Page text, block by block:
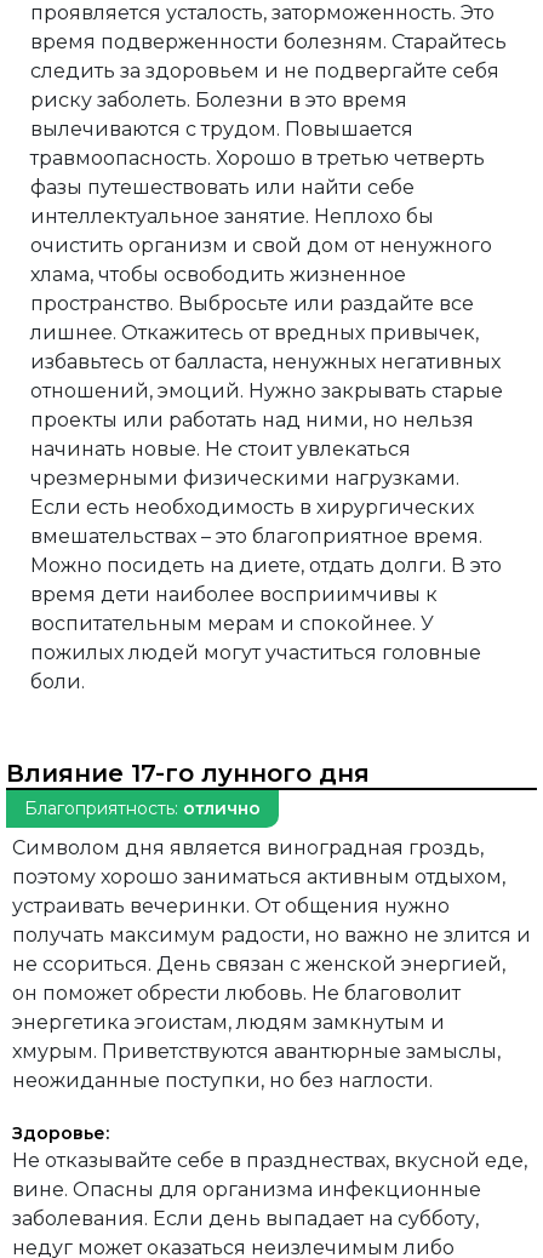
проявляется усталость, заторможенность. Это
время подверженности болезням. Старайтесь
следить за здоровьем и не подвергайте себя
риску заболеть. Болезни в это время
вылечиваются с трудом. Повышается
травмоопасность. Хорошо в третью четверть
фазы путешествовать или найти себе
интеллектуальное занятие. Неплохо бы
очистить организм и свой дом от ненужного
хлама, чтобы освободить жизненное
пространство. Выбросьте или раздайте все
лишнее. Откажитесь от вредных привычек,
избавьтесь от балласта, ненужных негативных
отношений, эмоций. Нужно закрывать старые
проекты или работать над ними, но нельзя
начинать новые. Не стоит увлекаться
чрезмерными физическими нагрузками.
Если есть необходимость в хирургических
вмешательствах – это благоприятное время.
Можно посидеть на диете, отдать долги. В это
время дети наиболее восприимчивы к
воспитательным мерам и спокойнее. У
пожилых людей могут участиться головные
боли.
Влияние 17-го лунного дня
Благоприятность: отлично
Символом дня является виноградная гроздь,
поэтому хорошо заниматься активным отдыхом,
устраивать вечеринки. От общения нужно
получать максимум радости, но важно не злится и
не ссориться. День связан с женской энергией,
он поможет обрести любовь. Не благоволит
энергетика эгоистам, людям замкнутым и
хмурым. Приветствуются авантюрные замыслы,
неожиданные поступки, но без наглости.
Здоровье:
Не отказывайте себе в празднествах, вкусной еде,
вине. Опасны для организма инфекционные
заболевания. Если день выпадает на субботу,
недуг может оказаться неизлечимым либо